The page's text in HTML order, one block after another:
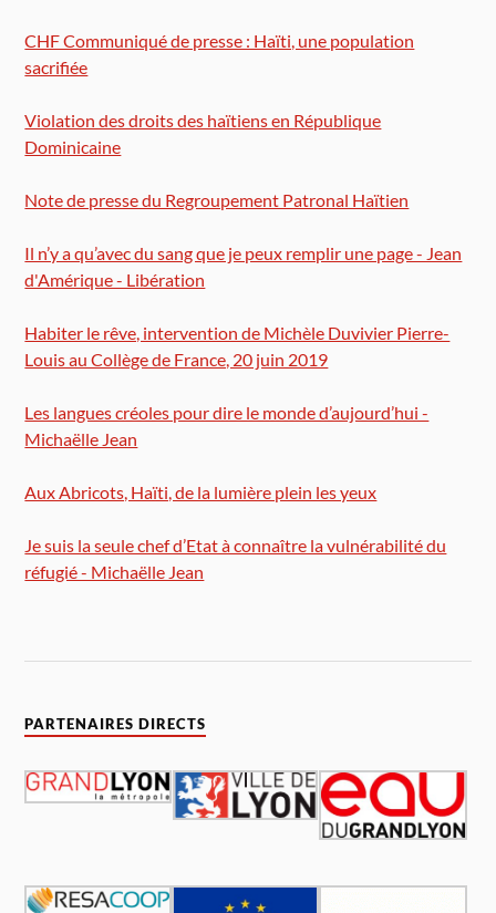
CHF Communiqué de presse : Haïti, une population
sacrifiée
Violation des droits des haïtiens en République
Dominicaine
Note de presse du Regroupement Patronal Haïtien
Il n’y a qu’avec du sang que je peux remplir une page - Jean
d'Amérique - Libération
Habiter le rêve, intervention de Michèle Duvivier Pierre-
Louis au Collège de France, 20 juin 2019
Les langues créoles pour dire le monde d’aujourd’hui -
Michaëlle Jean
Aux Abricots, Haïti, de la lumière plein les yeux
Je suis la seule chef d’Etat à connaître la vulnérabilité du
réfugié - Michaëlle Jean
PARTENAIRES DIRECTS